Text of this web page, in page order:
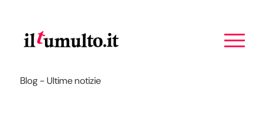
Blog - Ultime notizie